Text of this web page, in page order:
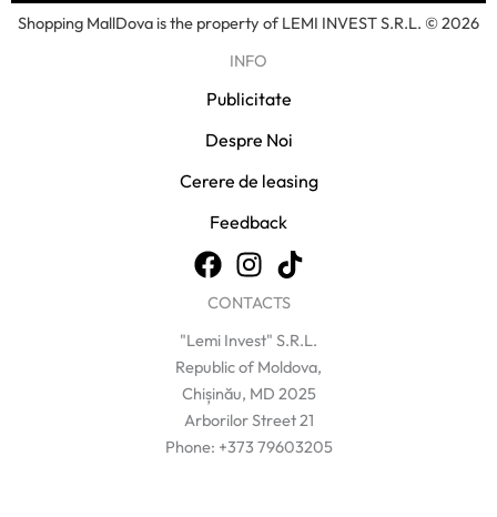
Shopping MallDova is the property of LEMI INVEST S.R.L. © 2026
INFO
Publicitate
Despre Noi
Cerere de leasing
Feedback
CONTACTS
"Lemi Invest" S.R.L.
Republic of Moldova,
Chișinău, MD 2025
Arborilor Street 21
Phone: +373 79603205